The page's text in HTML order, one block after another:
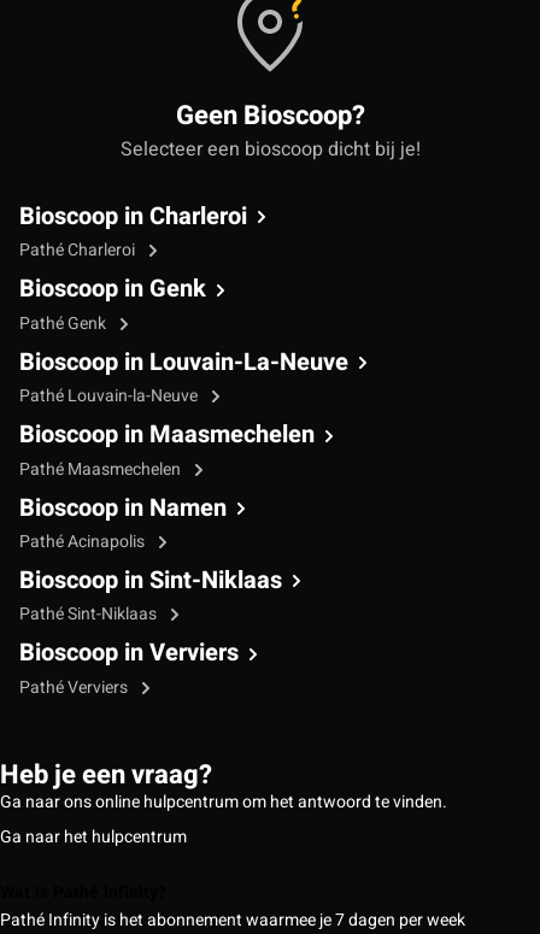
Geen Bioscoop?
Selecteer een bioscoop dicht bij je!
Bioscoop in Charleroi
Pathé Charleroi
Bioscoop in Genk
Pathé Genk
Bioscoop in Louvain-La-Neuve
Pathé Louvain-la-Neuve
Bioscoop in Maasmechelen
Pathé Maasmechelen
Bioscoop in Namen
Pathé Acinapolis
Bioscoop in Sint-Niklaas
Pathé Sint-Niklaas
Bioscoop in Verviers
Pathé Verviers
Heb je een vraag?
Ga naar ons online hulpcentrum om het antwoord te vinden.
Ga naar het hulpcentrum
Pathé Infinity is het abonnement waarmee je 7 dagen per week